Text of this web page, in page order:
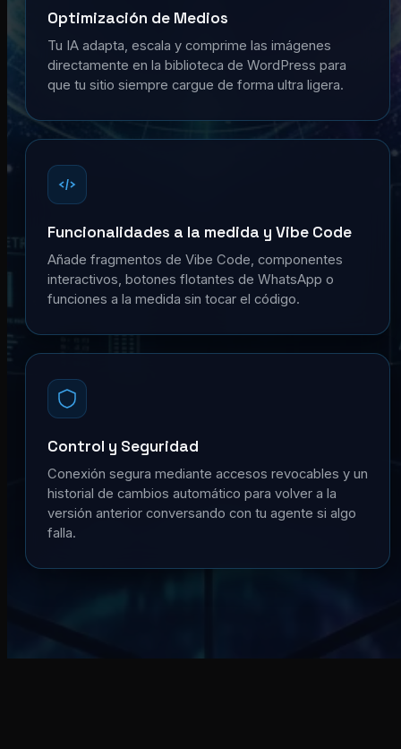
Optimización de Medios
Tu IA adapta, escala y comprime las imágenes
directamente en la biblioteca de WordPress para
que tu sitio siempre cargue de forma ultra ligera.
Funcionalidades a la medida y Vibe Code
Añade fragmentos de Vibe Code, componentes
interactivos, botones flotantes de WhatsApp o
funciones a la medida sin tocar el código.
Control y Seguridad
Conexión segura mediante accesos revocables y un
historial de cambios automático para volver a la
versión anterior conversando con tu agente si algo
falla.